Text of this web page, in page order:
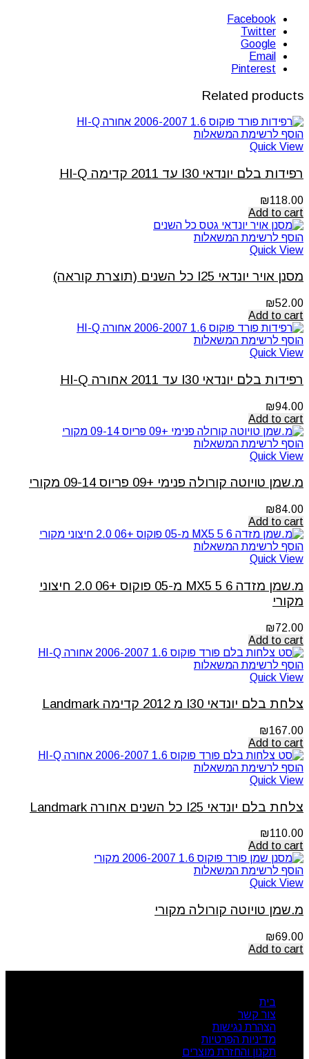
Facebook
Twitter
Google
Email
Pinterest
Related products
הוסף לרשימת המשאלות
Quick View
רפידות בלם יונדאי I30 עד 2011 קדימה HI-Q
₪118.00
Add to cart
הוסף לרשימת המשאלות
Quick View
מסנן אויר יונדאי I25 כל השנים (תוצרת קוראה)
₪52.00
Add to cart
הוסף לרשימת המשאלות
Quick View
רפידות בלם יונדאי I30 עד 2011 אחורה HI-Q
₪94.00
Add to cart
הוסף לרשימת המשאלות
Quick View
מ.שמן טויוטה קורולה פנימי +09 פריוס 09-14 מקורי
₪84.00
Add to cart
הוסף לרשימת המשאלות
Quick View
מ.שמן מזדה 6 5 MX5 מ-05 פוקוס +06 2.0 חיצוני
מקורי
₪72.00
Add to cart
הוסף לרשימת המשאלות
Quick View
צלחת בלם יונדאי I30 מ 2012 קדימה Landmark
₪167.00
Add to cart
הוסף לרשימת המשאלות
Quick View
צלחת בלם יונדאי I25 כל השנים אחורה Landmark
₪110.00
Add to cart
הוסף לרשימת המשאלות
Quick View
מ.שמן טויוטה קורולה מקורי
₪69.00
Add to cart
בית
צור קשר
הצהרת נגישות
מדיניות הפרטיות
תקנון והחזרת מוצרים